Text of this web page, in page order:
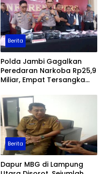
Berita
Polda Jambi Gagalkan
Peredaran Narkoba Rp25,9
Miliar, Empat Tersangka
Berita
Dapur MBG di Lampung